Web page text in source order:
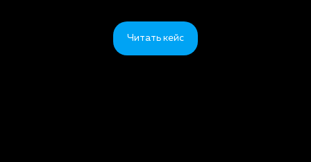
Читать кейс